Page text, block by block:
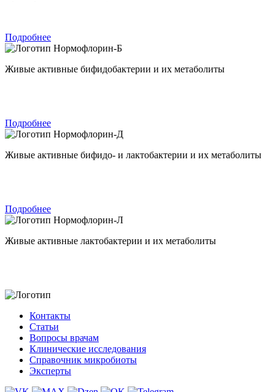
Подробнее
Нормофлорин-Б
Живые активные бифидобактерии и их метаболиты
Подробнее
Нормофлорин-Д
Живые активные бифидо- и лактобактерии и их метаболиты
Подробнее
Нормофлорин-Л
Живые активные лактобактерии и их метаболиты
Контакты
Статьи
Вопросы врачам
Клинические исследования
Справочник микробиоты
Эксперты